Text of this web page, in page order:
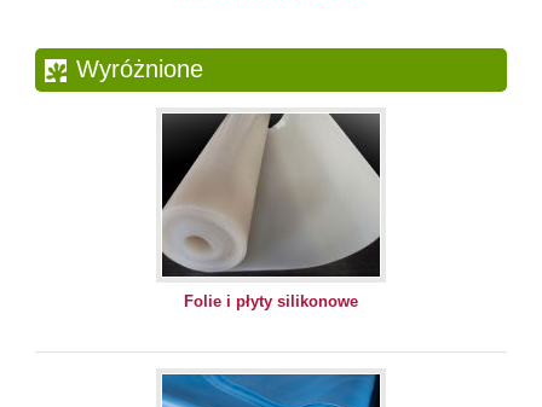
Wyróżnione
Folie i płyty silikonowe